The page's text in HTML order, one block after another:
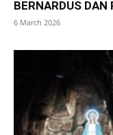
BERNARDUS DAN
6 March 2026